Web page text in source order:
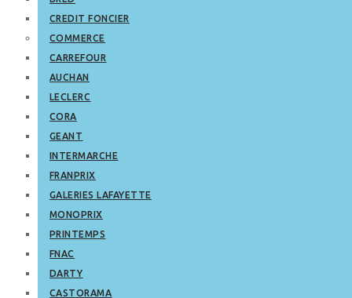
CREDIT FONCIER
COMMERCE
CARREFOUR
AUCHAN
LECLERC
CORA
GEANT
INTERMARCHE
FRANPRIX
GALERIES LAFAYETTE
MONOPRIX
PRINTEMPS
FNAC
DARTY
CASTORAMA